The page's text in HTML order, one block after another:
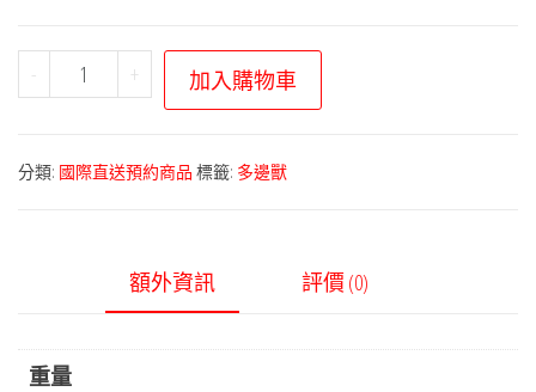
-
可
布
身
+ 加入購物車
分類: 國際直送預約商品 標籤: 多邊獸
額外資訊 評價 (0)
重量